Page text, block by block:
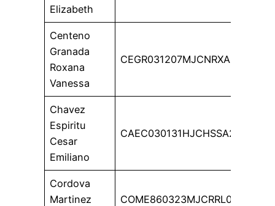
Elizabeth
Centeno
Granada
Roxana
Vanessa
CEGR031207MJCNRXA4
Chavez
Espiritu
Cesar
Emiliano
CAEC030131HJCHSSA2
Cordova
Martinez
COME860323MJCRRL01